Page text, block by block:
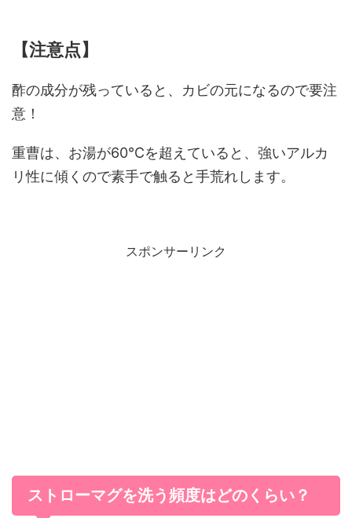
【注意点】
酢の成分が残っていると、カビの元になるので要注
意！
重曹は、お湯が60℃を超えていると、強いアルカ
リ性に傾くので素手で触ると手荒れします。
スポンサーリンク
ストローマグを洗う頻度はどのくらい？